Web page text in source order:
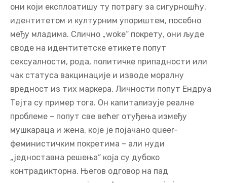
они који експлоатишу ту потрагу за сигурношћу,
идентитетом и културним упориштем, посебно
међу младима. Слично „woke“ покрету, они људе
своде на идентитетске етикете попут
сексуалности, рода, политичке припадности или
чак статуса вакцинације и изводе моралну
вредност из тих маркера. Личности попут Ендруа
Тејта су пример тога. Он капитализује реалне
проблеме – попут све већег отуђења између
мушкараца и жена, које је појачано queer-
феминистичким покретима – али нуди
„једноставна решења“ која су дубоко
контрадикторна. Његов одговор на пад